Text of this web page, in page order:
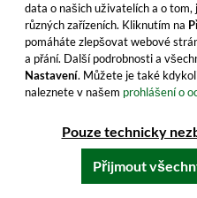
61,99 €
≈ 1 500 Kč ***
Obsah: 0.7 Litr (88,56 €/Litr)
včetně DPH, bez nákladů
Do
data o našich uživatelích a o
různých zařízeních. Kliknutím na
pomáháte zlepšovat webové
a přání. Další podrobnosti a
Nastavení. Můžete je také
naleznete v našem prohlášení o
Pouze technicky
Přijmout